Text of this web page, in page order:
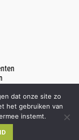
| Ontwikkeld
dat onze site zo
het gebruiken van
instemt.